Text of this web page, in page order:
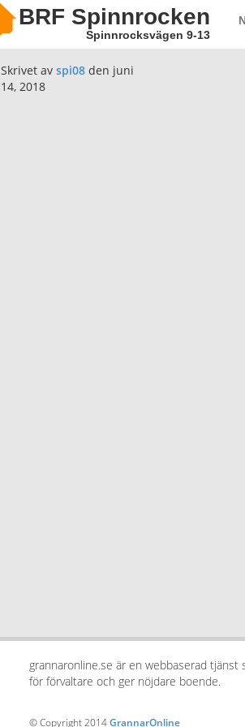
BRF Spinnrocken
Spinnrocksvägen 9-13
Skrivet av spi08 den juni
14, 2018
grannaronline.se är en webbaserad
för förvaltare och ger nöjdare boende.
© Copyright 2014GrannarOnline